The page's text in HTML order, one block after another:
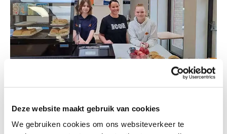
Deze website maakt gebruik van cookies
We gebruiken cookies om ons websiteverkeer te
Meedenken over aanbod
Leerlingen van de business class denken nu met
Ilona mee over het gezonde aanbod. Daarnaast